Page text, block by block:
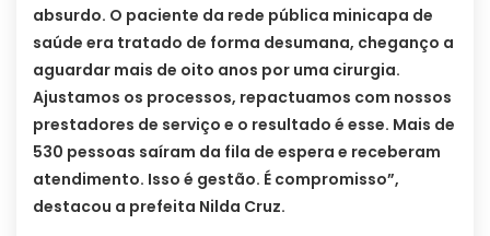
absurdo. O paciente da rede pública minicapa de
saúde era tratado de forma desumana, cheganço a
aguardar mais de oito anos por uma cirurgia.
Ajustamos os processos, repactuamos com nossos
prestadores de serviço e o resultado é esse. Mais de
530 pessoas saíram da fila de espera e receberam
atendimento. Isso é gestão. É compromisso”,
destacou a prefeita Nilda Cruz.